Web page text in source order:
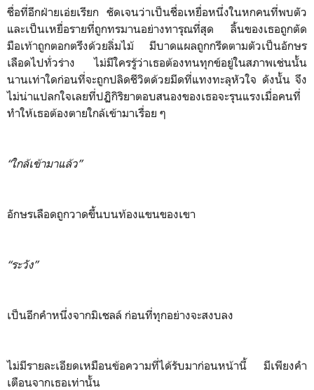
ชื่อที่อีกฝ่ายเอ่ยเรียก ชัดเจนว่าเป็นชื่อเหยื่อหนึ่งในหกคนที่พบตัว
และเป็นเหยื่อรายที่ถูกทรมานอย่างทารุณที่สุด ลิ้นของเธอถูกตัด
มือเท้าถูกตอกตรึงด้วยลิ่มไม้ มีบาดแผลถูกกรีดตามตัวเป็นอักษร
เลือดไปทั่วร่าง ไม่มีใครรู้ว่าเธอต้องทนทุกข์อยู่ในสภาพเช่นนั้น
นานเท่าใดก่อนที่จะถูกปลิดชีวิตด้วยมีดที่แทงทะลุหัวใจ ดังนั้น จึง
ไม่น่าแปลกใจเลยที่ปฏิกิริยาตอบสนองของเธอจะรุนแรงเมื่อคนที่
ทำให้เธอต้องตายใกล้เข้ามาเรื่อย ๆ
“ใกล้เข้ามาแล้ว”
อักษรเลือดถูกวาดขึ้นบนท้องแขนของเขา
“ระวัง”
เป็นอีกคำหนึ่งจากมิเชลล์ ก่อนที่ทุกอย่างจะสงบลง
ไม่มีรายละเอียดเหมือนข้อความที่ได้รับมาก่อนหน้านี้ มีเพียงคำ
เตือนจากเธอเท่านั้น